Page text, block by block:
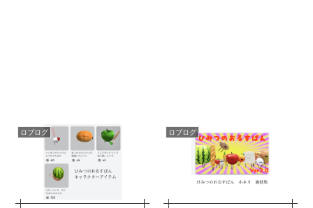
ロブログ ロブログ